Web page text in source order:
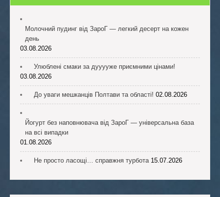
Молочний пудинг від ЗароГ — легкий десерт на кожен
день
03.08.2026
Улюблені смаки за дууууже приємними цінами!
03.08.2026
До уваги мешканців Полтави та області! 02.08.2026
Йогурт без наповнювача від ЗароГ — універсальна база
на всі випадки
01.08.2026
Не просто ласощі… справжня турбота 15.07.2026